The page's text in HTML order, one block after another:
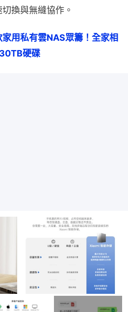
換與無縫協作。
用私有雲NAS眾籌！全家相
硬碟